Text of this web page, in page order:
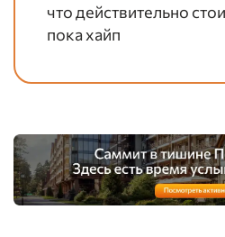
что действительно
пока хайп